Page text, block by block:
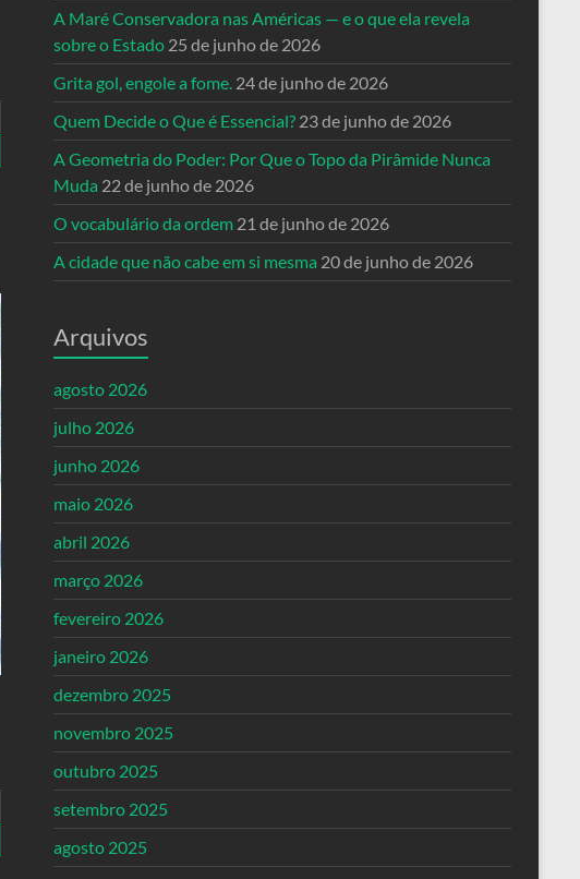
A Maré Conservadora nas Américas — e o que ela revela
sobre o Estado 25 de junho de 2026
Grita gol, engole a fome. 24 de junho de 2026
Quem Decide o Que é Essencial? 23 de junho de 2026
A Geometria do Poder: Por Que o Topo da Pirâmide Nunca
Muda 22 de junho de 2026
O vocabulário da ordem 21 de junho de 2026
A cidade que não cabe em si mesma 20 de junho de 2026
Arquivos
agosto 2026
julho 2026
junho 2026
maio 2026
abril 2026
março 2026
fevereiro 2026
janeiro 2026
dezembro 2025
novembro 2025
outubro 2025
setembro 2025
agosto 2025